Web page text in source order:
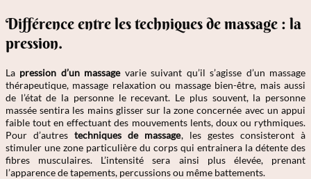
Différence entre les techniques de massage : la
pression.
La pression d’un massagevarie suivant qu’il s’agisse d’un massage
thérapeutique, massage relaxation ou massage bien-être, mais aussi
de l’état de la personne le recevant. Le plus souvent, la personne
massée sentira les mains glisser sur la zone concernée avec un appui
faible tout en effectuant des mouvements lents, doux ou rythmiques.
Pour d’autrestechniques de massage, les gestes consisteront à
stimuler une zone particulière du corps qui entrainera la détente des
fibres musculaires. L’intensité sera ainsi plus élevée, prenant
l’apparence de tapements, percussions ou même battements.